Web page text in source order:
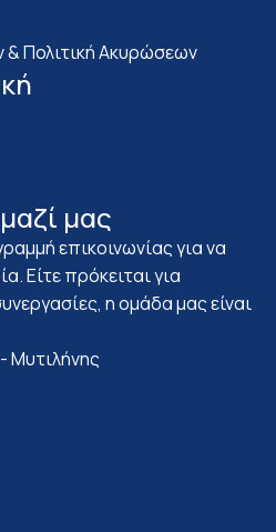
Πολιτική Ακυρώσεων
μας
επικοινωνίας για να
Είτε πρόκειται για
η ομάδα μας είναι
Μυτιλήνης